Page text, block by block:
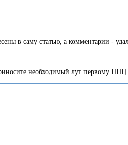
в саму статью, а комментарии -
необходимый лут первому